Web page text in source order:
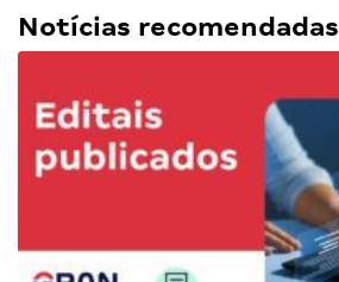
Notícias recomendadas